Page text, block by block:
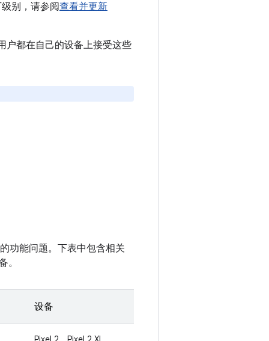
别，请参阅查看并更新
户都在自己的设备上接受这些
功能问题。下表中包含相关
。
设备